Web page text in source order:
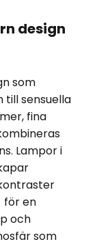
design
som
till sensuella
fina
Lampor i
för en
och
som